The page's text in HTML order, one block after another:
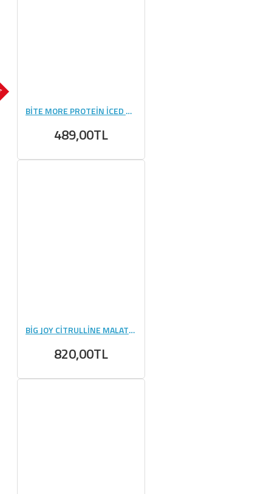
BİTE MORE PROTEİN İCED COFFEE (33 GR) - 10 ADET
489,00TL
BİG JOY CİTRULLİNE MALATE 300 GR
820,00TL